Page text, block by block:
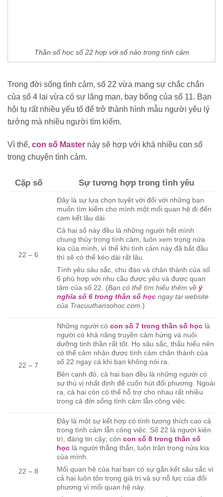
Thần số học số 22 hợp với số nào trong tình cảm
Trong đời sống tình cảm, số 22 vừa mang sự chắc chắn
của số 4 lại vừa có sự lãng mạn, bay bổng của số 11. Bạn
hội tụ rất nhiều yếu tố để trở thành hình mẫu người yêu lý
tưởng mà nhiều người tìm kiếm.
Vì thế, con số Master này sẽ hợp với khá nhiều con số
trong chuyện tình cảm.
Cặp số Sự tương hợp trong tình yêu
22 – 6
Đây là sự lựa chọn tuyệt vời đối với những bạn
muốn tìm kiếm cho mình một mối quan hệ đi đến
cam kết lâu dài.
Cả hai số này đều là những người hết mình
chung thủy trong tình cảm, luôn xem trọng nửa
kia của mình, vì thế khi tình cảm này đã bắt đầu
thì sẽ có thể kéo dài rất lâu.
Tình yêu sâu sắc, chu đáo và chân thành của số
6 phù hợp với nhu cầu được yêu và được quan
tâm của số 22. (Bạn có thể tìm hiểu thêm về ý
nghĩa số 6 trong thần số học ngay tại website
của Tracuuthansohoc.com.)
22 – 7
Những người cócon số 7 trong thần số học là
người có khả năng truyền cảm hứng và nuôi
dưỡng tinh thần rất tốt. Họ sâu sắc, thấu hiểu nên
có thể cảm nhận được tình cảm chân thành của
số 22 ngay cả khi bạn không nói ra.
Bên cạnh đó, cả hai bạn đều là những người có
sự thú vị nhất định để cuốn hút đối phương. Ngoài
ra, cả hai còn có thể hỗ trợ cho nhau rất nhiều
trong cả đời sống tình cảm lẫn công việc.
22 – 8
Đây là một sự kết hợp có tính tương thích cao cả
trong tình cảm lẫn công việc. Số 22 là người kiên
trì, đáng tin cậy; còncon số 8 trong thần số
học là người thẳng thắn, luôn trân trọng nửa kia
của mình.
Mối quan hệ của hai bạn có sự gắn kết sâu sắc vì
cả hai luôn tôn trọng giá trị và sự nỗ lực của đối
phương vì mối quan hệ này.